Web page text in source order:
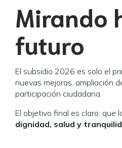
Mirando
futuro
El subsidio 2026 es solo el
nuevas mejoras, ampliación
participación ciudadana.
El objetivo final es claro: que
dignidad, salud y